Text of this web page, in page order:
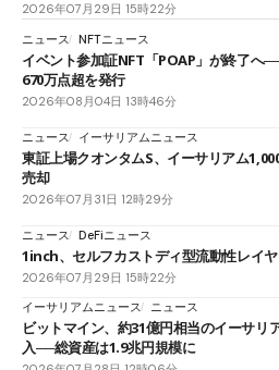
2026年07月29日 15時22分
ニュース NFTニュース
イベント参加証NFT「POAP」が終了へ
670万点超を発行
2026年08月04日 13時46分
ニュース イーサリアムニュース
東証上場クオンタムS、イーサリアム
売却
2026年07月31日 12時29分
ニュース DeFiニュース
1inch、セルフカストディ型流動性レイ
2026年07月29日 15時22分
イーサリアムニュース
ニュース
ビットマイン、約31億円相当のイーサリ
入──総資産は1.9兆円規模に